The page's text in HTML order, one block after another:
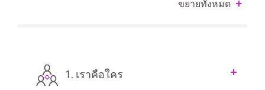
ขยายทั้งหมด
1. เราคือใคร